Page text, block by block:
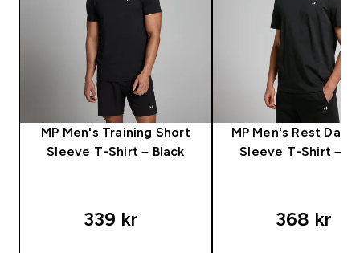
MP Men's Training Short
Sleeve T-Shirt – Black
339 kr‎
MP Men's Rest Day
Sleeve T-Shirt –
368 kr‎